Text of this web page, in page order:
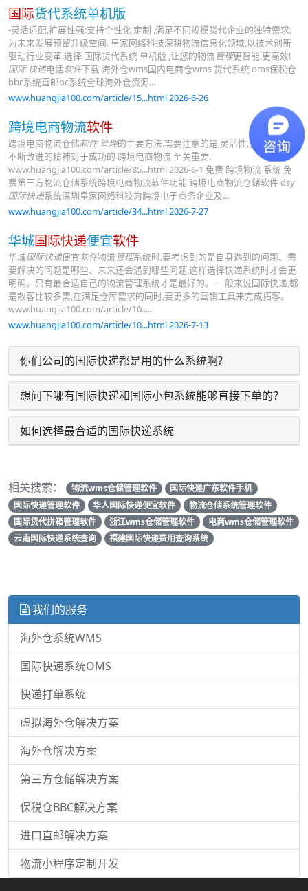
国际货代系统单机版
-灵活适配,扩展性强:支持个性化 定制 ,满足不同规模货代企业的独特需求,
为未来发展预留升级空间. 皇家网络科技深耕物流信息化领域,以技术创新
驱动行业变革.选择 国际货代系统 单机版 ,让您的物流管理更智能,更高效!
国际 快递电话软件下载 海外仓wms国内电商仓wms 货代系统 oms保税仓
bbc系统直邮bc系统全球海外仓资源...
www.huangjia100.com/article/15...html 2026-6-26
跨境电商物流软件
跨境电商物流仓储软件 管理的主要方法.需要注意的是,灵活性,合作性以及
不断改进的精神对于成功的 跨境电商物流 至关重要.
www.huangjia100.com/article/85...html 2026-6-1 免费 跨境物流 系统 免
费第三方物流仓储系统跨境电商物流软件功能 跨境电商物流仓储软件 dsy
国际快递系统深圳皇家网络科技为跨境电子商务企业及...
www.huangjia100.com/article/34...html 2026-7-27
华城国际快递便宜软件
华城国际快递便宜软件物流管理系统时,要考虑到的是自身遇到的问题、需
要解决的问题是哪些、未来还会遇到哪些问题,这样选择快递系统时才会更
明确。只有最合适自己的物流管理系统才是最好的。 一般来说国际快递,都
是散客比较多需,在满足仓库需求的同时,要更多的营销工具来完成拓客。
www.huangjia100.com/article/10.....
www.huangjia100.com/article/10...html 2026-7-13
你们公司的国际快递都是用的什么系统啊?
想问下哪有国际快递和国际小包系统能够直接下单的？
如何选择最合适的国际快递系统
相关搜索： 物流wms仓储管理软件
国际快递广东软件手机
国际快递管理软件
华人国际快递便宜软件
物流仓储系统管理软件
国际货代拼箱管理软件
浙江wms仓储管理软件
电商wms仓储管理软件
云南国际快递系统查询
福建国际快递费用查询系统
我们的服务
海外仓系统WMS
国际快递系统OMS
快递打单系统
虚拟海外仓解决方案
海外仓解决方案
第三方仓储解决方案
保税仓BBC解决方案
进口直邮解决方案
物流小程序定制开发